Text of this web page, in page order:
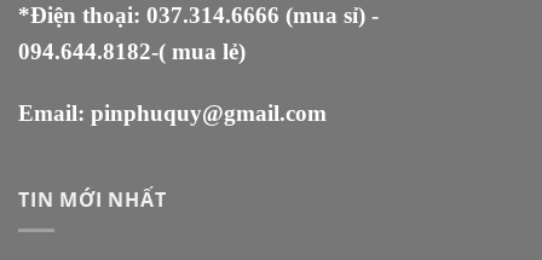
*Điện thoại: 037.314.6666 (mua sỉ) -
094.644.8182-( mua lẻ)
Email: pinphuquy@gmail.com
TIN MỚI NHẤT